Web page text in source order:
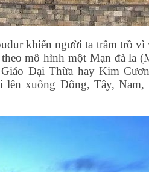
khiến người ta trầm trồ
mô hình một Mạn đà la
Đại Thừa hay Kim
xuống Đông, Tây, Nam,